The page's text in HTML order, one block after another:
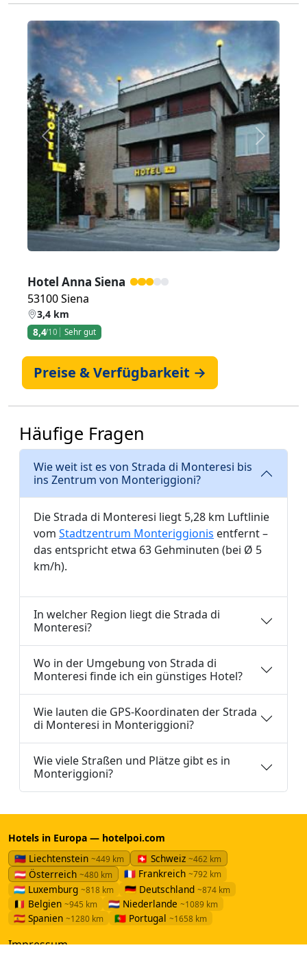
Zurück Weiter
Hotel Anna Siena
53100 Siena
3,4 km
8,4/10 Sehr gut
Preise & Verfügbarkeit →
Häufige Fragen
Wie weit ist es von Strada di Monteresi bis
ins Zentrum von Monteriggioni?
Die Strada di Monteresi liegt 5,28 km Luftlinie
vom Stadtzentrum Monteriggionis entfernt –
das entspricht etwa 63 Gehminuten (bei Ø 5
km/h).
In welcher Region liegt die Strada di
Monteresi?
Wo in der Umgebung von Strada di
Monteresi finde ich ein günstiges Hotel?
Wie lauten die GPS-Koordinaten der Strada
di Monteresi in Monteriggioni?
Wie viele Straßen und Plätze gibt es in
Monteriggioni?
Hotels in Europa — hotelpoi.com
🇱🇮 Liechtenstein ~449 km 🇨🇭 Schweiz ~462 km
🇦🇹 Österreich ~480 km 🇫🇷 Frankreich ~792 km
🇱🇺 Luxemburg ~818 km 🇩🇪 Deutschland ~874 km
🇧🇪 Belgien ~945 km 🇳🇱 Niederlande ~1089 km
🇪🇸 Spanien ~1280 km 🇵🇹 Portugal ~1658 km
Impressum